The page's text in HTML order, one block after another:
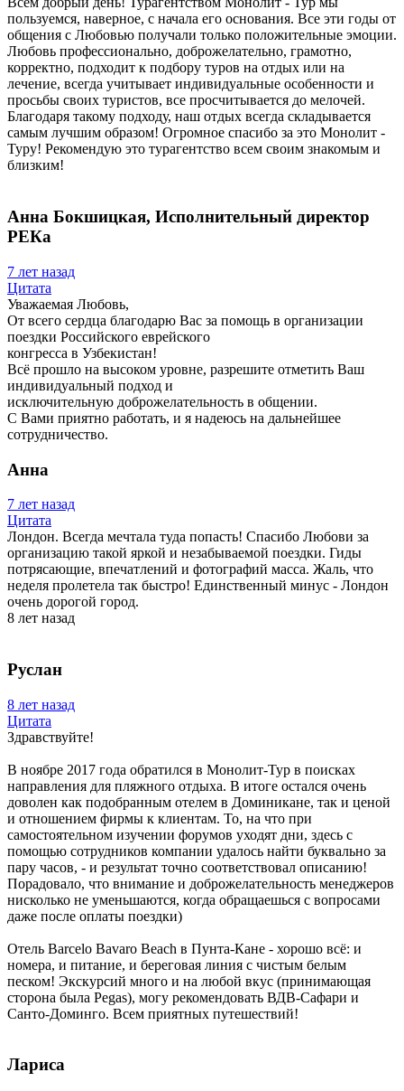
пользуемся, наверное, с начала его основания. Все эти годы от
общения с Любовью получали только положительные эмоции.
Любовь профессионально, доброжелательно, грамотно,
корректно, подходит к подбору туров на отдых или на
лечение, всегда учитывает индивидуальные особенности и
просьбы своих туристов, все просчитывается до мелочей.
Благодаря такому подходу, наш отдых всегда складывается
самым лучшим образом! Огромное спасибо за это Монолит -
Туру! Рекомендую это турагентство всем своим знакомым и
близким!
Анна Бокшицкая, Исполнительный директор
РЕКа
7 лет назад
Цитата
Уважаемая Любовь,
От всего сердца благодарю Вас за помощь в организации
поездки Российского еврейского
конгресса в Узбекистан!
Всё прошло на высоком уровне, разрешите отметить Ваш
индивидуальный подход и
исключительную доброжелательность в общении.
С Вами приятно работать, и я надеюсь на дальнейшее
сотрудничество.
Анна
7 лет назад
Цитата
Лондон. Всегда мечтала туда попасть! Спасибо Любови за
организацию такой яркой и незабываемой поездки. Гиды
потрясающие, впечатлений и фотографий масса. Жаль, что
неделя пролетела так быстро! Единственный минус - Лондон
очень дорогой город.
8 лет назад
Руслан
8 лет назад
Цитата
Здравствуйте!
В ноябре 2017 года обратился в Монолит-Тур в поисках
направления для пляжного отдыха. В итоге остался очень
доволен как подобранным отелем в Доминикане, так и ценой
и отношением фирмы к клиентам. То, на что при
самостоятельном изучении форумов уходят дни, здесь с
помощью сотрудников компании удалось найти буквально за
пару часов, - и результат точно соответствовал описанию!
Порадовало, что внимание и доброжелательность менеджеров
нисколько не уменьшаются, когда обращаешься с вопросами
даже после оплаты поездки)
Отель Barcelo Bavaro Beach в Пунта-Кане - хорошо всё: и
номера, и питание, и береговая линия с чистым белым
песком! Экскурсий много и на любой вкус (принимающая
сторона была Pegas), могу рекомендовать ВДВ-Сафари и
Санто-Доминго. Всем приятных путешествий!
Лариса